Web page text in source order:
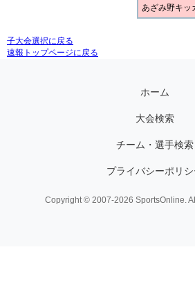
あざみ野キッ
子大会選択に戻る
速報トップページに戻る
ホーム
大会検索
チーム・選手検索
プライバシーポリシ
Copyright © 2007-2026 SportsOnline.